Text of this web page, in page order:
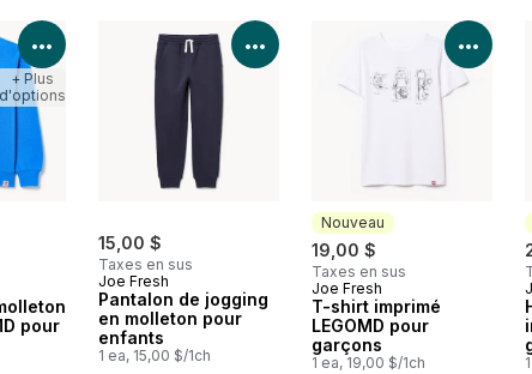
pour
Voir les détails du produit
+ Plus
d'options
15,00 $
Taxes en sus
Joe Fresh
Pantalon de jogging
en molleton pour
enfants
1 ea, 15,00 $/1ch
Voir les détails du produit
Nouveau
19,00 $
Taxes en sus
Nouveau
Joe Fresh
T-shirt imprimé
LEGOMD pour
garçons
1 ea, 19,00 $/1ch
Voir